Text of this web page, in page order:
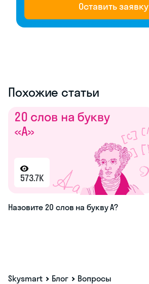
Оставить заявку
Похожие статьи
573.7K
Назовите 20 слов на букву А?
Skysmart Блог
Вопросы